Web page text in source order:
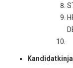
Kandidatkinja